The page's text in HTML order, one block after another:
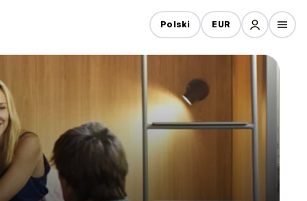
Polski EUR